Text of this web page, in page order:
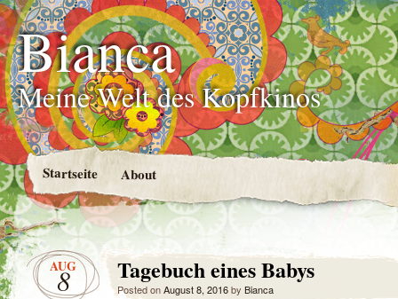
Bianca
Meine Welt des Kopfkinos
Startseite About
AUG
8 Tagebuch eines Babys
Posted onAugust 8, 2016by Bianca